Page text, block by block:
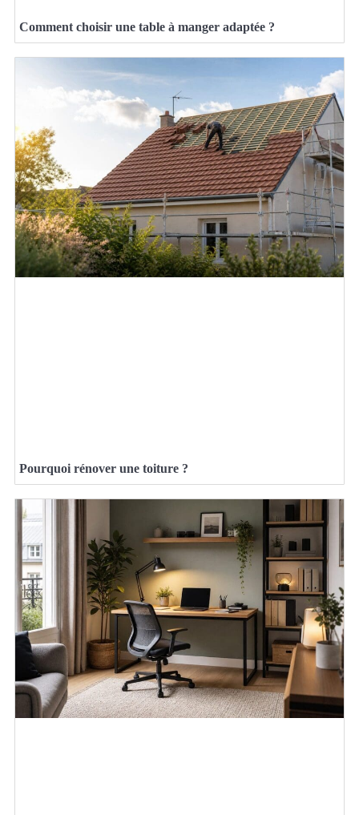
Comment choisir une table à manger adaptée ?
Pourquoi rénover une toiture ?